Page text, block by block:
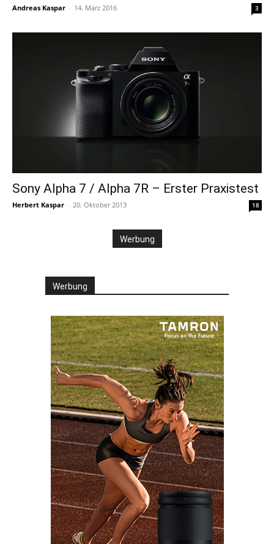
Andreas Kaspar - 14. März 2016 3
Sony Alpha 7 / Alpha 7R – Erster Praxistest
Herbert Kaspar - 20. Oktober 2013 18
Werbung
Werbung